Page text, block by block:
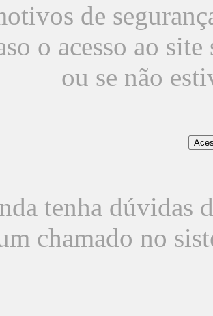
de
o acesso ao
ou se não
tenha dúvidas
chamado no